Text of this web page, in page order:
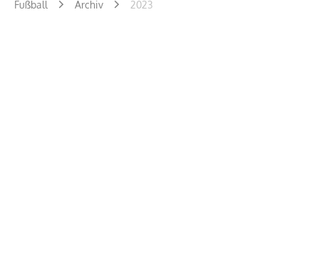
Fußball Archiv 2023